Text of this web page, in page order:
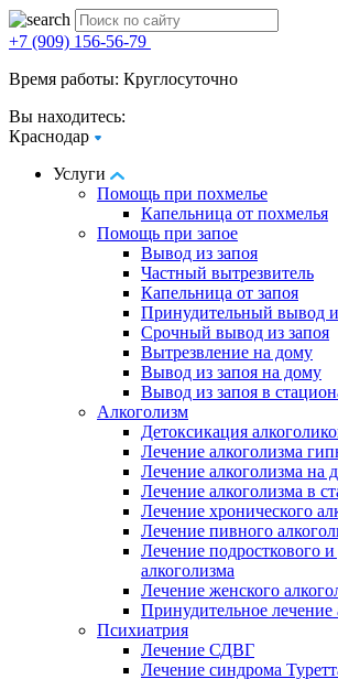
+7 (909) 156-56-79
Время работы: Круглосуточно
Вы находитесь:
Краснодар
Услуги
Помощь при похмелье
Капельница от похмелья
Помощь при запое
Вывод из запоя
Частный вытрезвитель
Капельница от запоя
Принудительный вывод
Срочный вывод из запоя
Вытрезвление на дому
Вывод из запоя на дому
Вывод из запоя в
Алкоголизм
Детоксикация
Лечение алкоголизма
Лечение алкоголизма на
Лечение алкоголизма в
Лечение хронического
Лечение пивного
Лечение подросткового и
алкоголизма
Лечение женского
Принудительное лечение
Психиатрия
Лечение СДВГ
Лечение синдрома